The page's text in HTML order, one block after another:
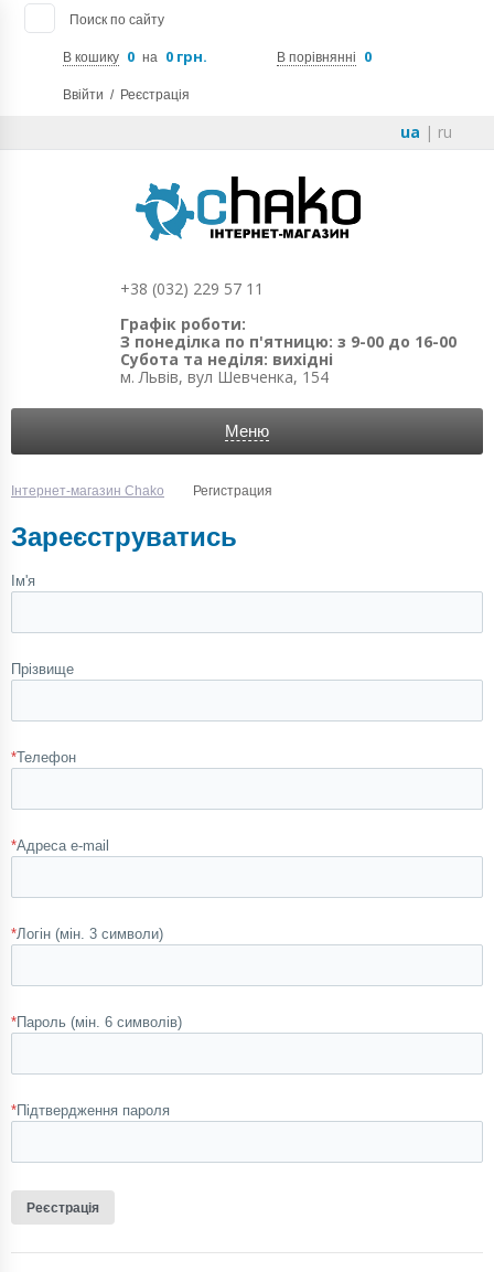
Поиск по сайту
В кошику 0 на 0 грн. В порівнянні 0
Ввійти / Реєстрація
ua | ru
+38 (032) 229 57 11
Графік роботи:
З понеділка по п'ятницю: з 9-00 до 16-00
Субота та неділя: вихідні
м. Львів, вул Шевченка, 154
Меню
Інтернет-магазин Chako Регистрация
Зареєструватись
Ім'я
Прізвище
*Телефон
*Адреса e-mail
*Логін (мін. 3 символи)
*Пароль (мін. 6 символів)
*Підтвердження пароля